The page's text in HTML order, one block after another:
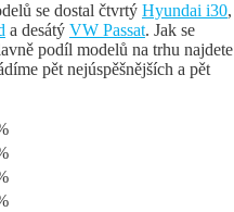
se dostal čtvrtý Hyundai i30,
a desátý VW Passat. Jak se
podíl modelů na trhu najdete
pět nejúspěšnějších a pět